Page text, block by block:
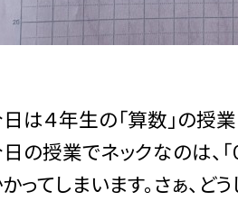
は４年生の「算数」の授業
の授業でネックなのは、「
ってしまいます。さぁ、どう